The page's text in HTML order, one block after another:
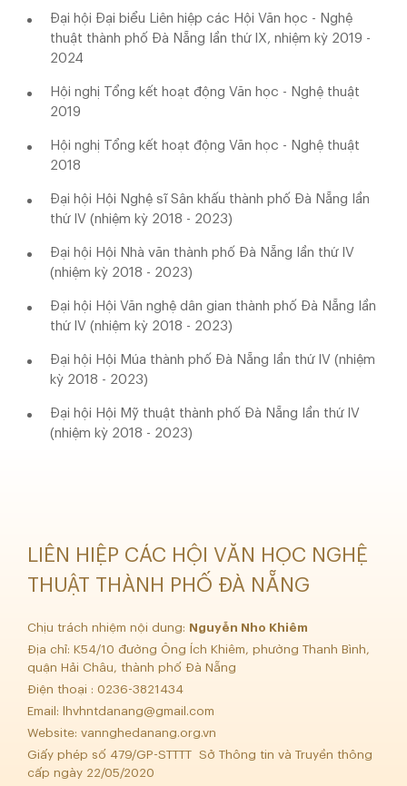
Đại hội Đại biểu Liên hiệp các Hội Văn học - Nghệ
thuật thành phố Đà Nẵng lần thứ IX, nhiệm kỳ 2019 -
2024
Hội nghị Tổng kết hoạt động Văn học - Nghệ thuật
2019
Hội nghị Tổng kết hoạt động Văn học - Nghệ thuật
2018
Đại hội Hội Nghệ sĩ Sân khấu thành phố Đà Nẵng lần
thứ IV (nhiệm kỳ 2018 - 2023)
Đại hội Hội Nhà văn thành phố Đà Nẵng lần thứ IV
(nhiệm kỳ 2018 - 2023)
Đại hội Hội Văn nghệ dân gian thành phố Đà Nẵng lần
thứ IV (nhiệm kỳ 2018 - 2023)
Đại hội Hội Múa thành phố Đà Nẵng lần thứ IV (nhiệm
kỳ 2018 - 2023)
Đại hội Hội Mỹ thuật thành phố Đà Nẵng lần thứ IV
(nhiệm kỳ 2018 - 2023)
LIÊN HIỆP CÁC HỘI VĂN HỌC NGHỆ
THUẬT THÀNH PHỐ ĐÀ NẴNG
Chịu trách nhiệm nội dung:
Nguyễn Nho Khiêm
Địa chỉ: K54/10 đường Ông Ích Khiêm, phường Thanh Bình,
quận Hải Châu, thành phố Đà Nẵng
Điện thoại : 0236-3821434
Email:
lhvhntdanang@gmail.com
Website: vannghedanang.org.vn
Giấy phép số 479/GP-STTTT Sở Thông tin và Truyền thông
cấp ngày 22/05/2020